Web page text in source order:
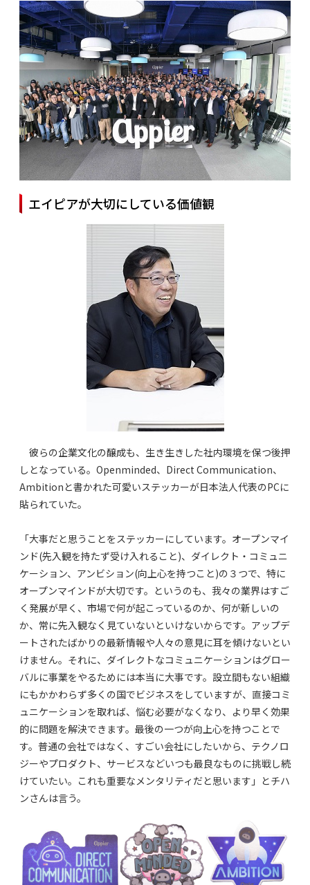
エイピアが大切にしている価値観
彼らの企業文化の醸成も、生き生きした社内環境を保つ後押
しとなっている。Openminded、Direct Communication、
Ambitionと書かれた可愛いステッカーが日本法人代表のPCに
貼られていた。
「大事だと思うことをステッカーにしています。オープンマイ
ンド(先入観を持たず受け入れること)、ダイレクト・コミュニ
ケーション、アンビション(向上心を持つこと)の３つで、特に
オープンマインドが大切です。というのも、我々の業界はすご
く発展が早く、市場で何が起こっているのか、何が新しいの
か、常に先入観なく見ていないといけないからです。アップデ
ートされたばかりの最新情報や人々の意見に耳を傾けないとい
けません。それに、ダイレクトなコミュニケーションはグロー
バルに事業をやるためには本当に大事です。設立間もない組織
にもかかわらず多くの国でビジネスをしていますが、直接コミ
ュニケーションを取れば、悩む必要がなくなり、より早く効果
的に問題を解決できます。最後の一つが向上心を持つことで
す。普通の会社ではなく、すごい会社にしたいから、テクノロ
ジーやプロダクト、サービスなどいつも最良なものに挑戦し続
けていたい。これも重要なメンタリティだと思います」とチハ
ンさんは言う。